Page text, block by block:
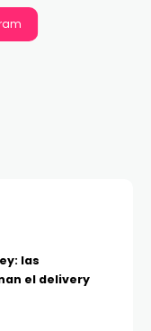
las
el delivery